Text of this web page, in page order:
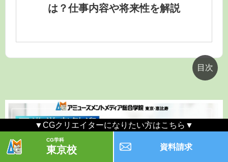
は？仕事内容や将来性を解説
▼CGクリエイターになりたい方はこちら▼
CG学科
東京校 資料請求